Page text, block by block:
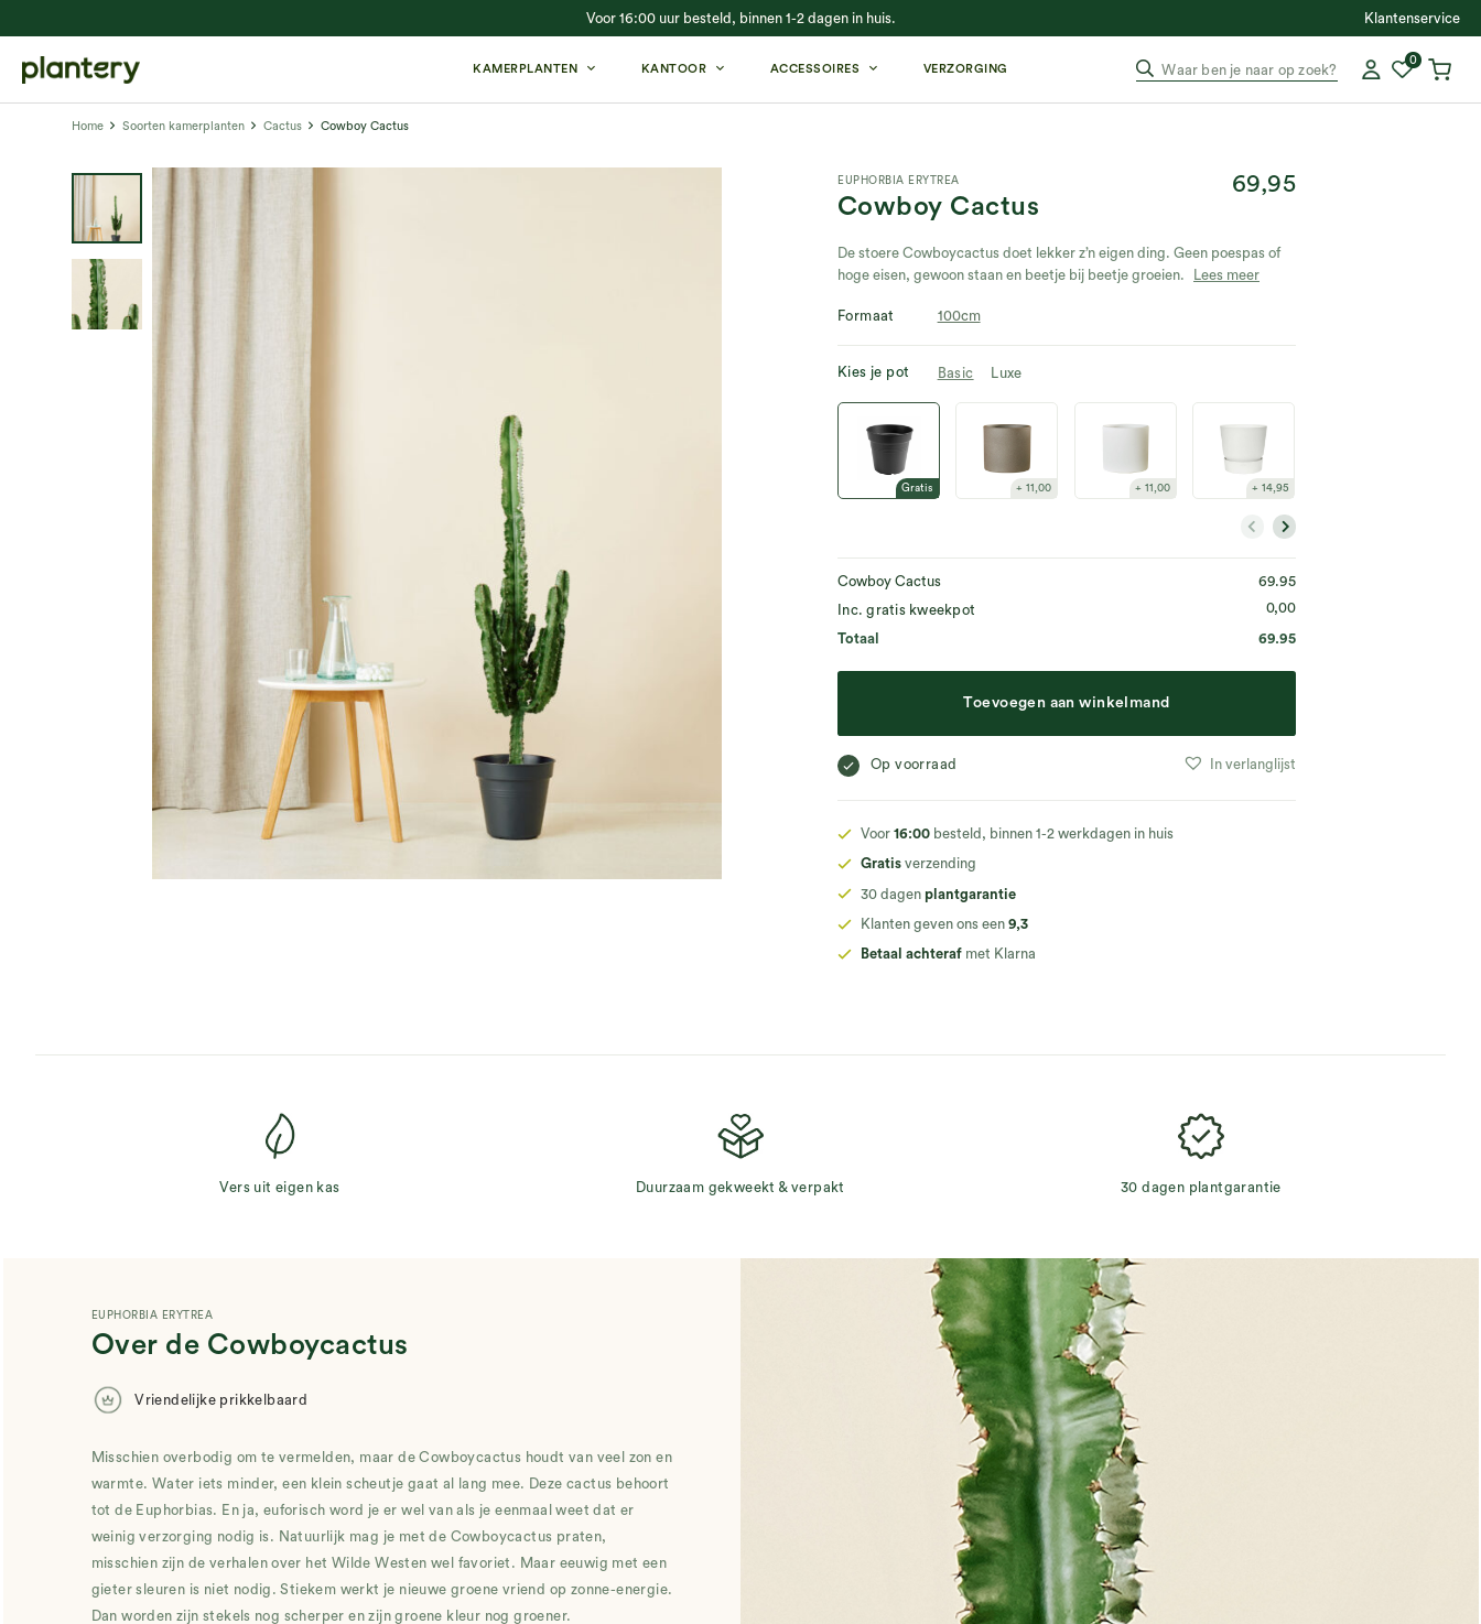
Voor 16:00 uur besteld, binnen 1-2 dagen in huis. Klantenservice
KAMERPLANTEN KANTOOR ACCESSOIRES VERZORGING Waar ben je naar op zoek?
0
Home Soorten kamerplanten Cactus Cowboy Cactus
EUPHORBIA ERYTREA
Cowboy Cactus
69,95
De stoere Cowboycactus doet lekker z’n eigen ding. Geen poespas of
hoge eisen, gewoon staan en beetje bij beetje groeien.
Lees meer
Formaat 100cm
Kies je pot Basic Luxe
Gratis 11,00 11,00 14,95
Cowboy Cactus 69.95
Inc. gratis kweekpot 0,00
Totaal 69.95
In verlanglijst
Toevoegen aan winkelmand
Op voorraad
Voor 16:00 besteld, binnen 1-2 werkdagen in huis
Gratis verzending
30 dagen plantgarantie
Klanten geven ons een 9,3
Betaal achteraf met Klarna
Vers uit eigen kas Duurzaam gekweekt & verpakt 30 dagen plantgarantie
EUPHORBIA ERYTREA
Over de Cowboycactus
Vriendelijke prikkelbaard
Misschien overbodig om te vermelden, maar de Cowboycactus houdt van veel zon en
warmte. Water iets minder, een klein scheutje gaat al lang mee. Deze cactus behoort
tot de Euphorbias. En ja, euforisch word je er wel van als je eenmaal weet dat er
weinig verzorging nodig is. Natuurlijk mag je met de Cowboycactus praten,
misschien zijn de verhalen over het Wilde Westen wel favoriet. Maar eeuwig met een
gieter sleuren is niet nodig. Stiekem werkt je nieuwe groene vriend op zonne-energie.
Dan worden zijn stekels nog scherper en zijn groene kleur nog groener.